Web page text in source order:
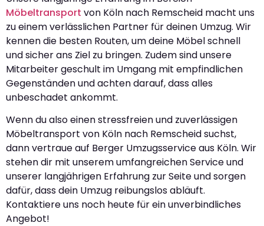
Möbeltransport von Köln nach Remscheid macht uns
zu einem verlässlichen Partner für deinen Umzug. Wir
kennen die besten Routen, um deine Möbel schnell
und sicher ans Ziel zu bringen. Zudem sind unsere
Mitarbeiter geschult im Umgang mit empfindlichen
Gegenständen und achten darauf, dass alles
unbeschadet ankommt.
Wenn du also einen stressfreien und zuverlässigen
Möbeltransport von Köln nach Remscheid suchst,
dann vertraue auf Berger Umzugsservice aus Köln. Wir
stehen dir mit unserem umfangreichen Service und
unserer langjährigen Erfahrung zur Seite und sorgen
dafür, dass dein Umzug reibungslos abläuft.
Kontaktiere uns noch heute für ein unverbindliches
Angebot!